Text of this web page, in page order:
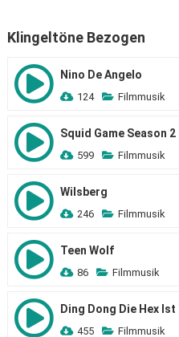
Klingeltöne Bezogen
Nino De Angelo
124 Filmmusik
Squid Game Season 2
599 Filmmusik
Wilsberg
246 Filmmusik
Teen Wolf
86 Filmmusik
Ding Dong Die Hex
455 Filmmusik